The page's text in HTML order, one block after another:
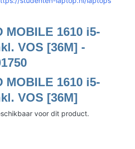
MOBILE 1610 i5-
VOS [36M] -
MOBILE 1610 i5-
VOS [36M]
voor dit product.